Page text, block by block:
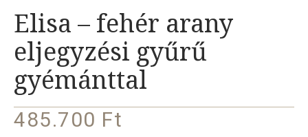
Elisa – fehér arany
eljegyzési gyűrű
gyémánttal
485.700 Ft